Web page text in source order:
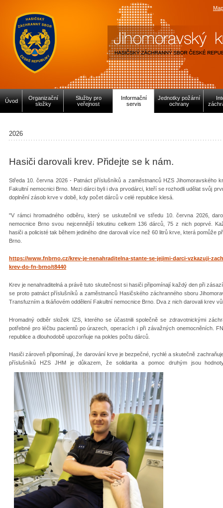
Úvod
Organizační
složky
Služby pro
veřejnost
Informační
servis
Jednotky požární
ochrany
2026
Hasiči darovali krev. Přidejte se k nám.
Středa 10. června 2026 - Patnáct příslušníků a zaměstnanců HZS Jihomoravského
Fakultní nemocnici Brno. Mezi dárci byli i dva prvodárci, kteří se rozhodli udělat svůj
doplnění zásob krve v době, kdy počet dárců v celé republice klesá.
"V rámci hromadného odběru, který se uskutečnil ve středu 10. června 2026,
nemocnice Brno svou nejcennější tekutinu celkem 136 dárců, 75 z nich poprvé.
hasiči a policisté tak během jediného dne darovali více než 60 litrů krve, která pomůže
Brno.
https://www.fnbrno.cz/krev-je-nenahraditelna-stante-se-jejimi-darci-vzkazuji-
krev-do-fn-brno/t8440
Krev je nenahraditelná a právě tuto skutečnost si hasiči připomínají každý den při
se proto patnáct příslušníků a zaměstnanců Hasičského záchranného sboru
Transfuzním a tkáňovém oddělení Fakultní nemocnice Brno. Dva z nich darovali krev
Hromadný odběr složek IZS, kterého se účastnili společně se zdravotnickými
potřebné pro léčbu pacientů po úrazech, operacích i při závažných onemocněních.
republice a dlouhodobě upozorňuje na pokles počtu dárců.
Hasiči zároveň připomínají, že darování krve je bezpečné, rychlé a skutečně
příslušníků HZS JHM je důkazem, že solidarita a pomoc druhým jsou